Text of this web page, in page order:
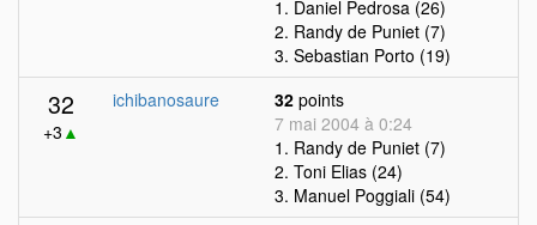
1. Daniel Pedrosa (26)
2. Randy de Puniet (7)
3. Sebastian Porto (19)
32
+3 ▲
ichibanosaure 32 points
7 mai 2004 à 0:24
1. Randy de Puniet (7)
2. Toni Elias (24)
3. Manuel Poggiali (54)